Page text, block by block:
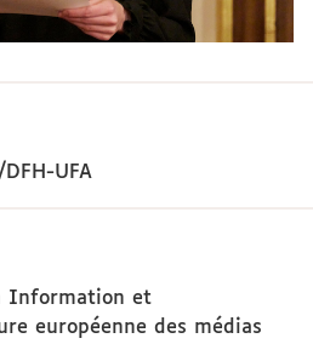
UFA
Information et
européenne des médias